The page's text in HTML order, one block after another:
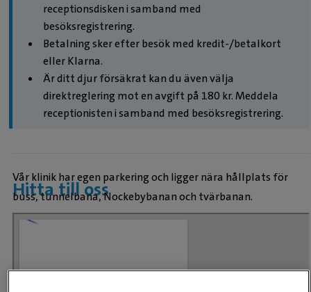
receptionsdisken i samband med
besöksregistrering.
Betalning sker efter besök med kredit-/betalkort
eller Klarna.
Är ditt djur försäkrat kan du även välja
direktreglering mot en avgift på 180 kr. Meddela
receptionisten i samband med besöksregistrering.
Hitta till oss
Vår klinik har egen parkering och ligger nära hållplats för
buss, tunnelbana, Nockebybanan och tvärbanan.